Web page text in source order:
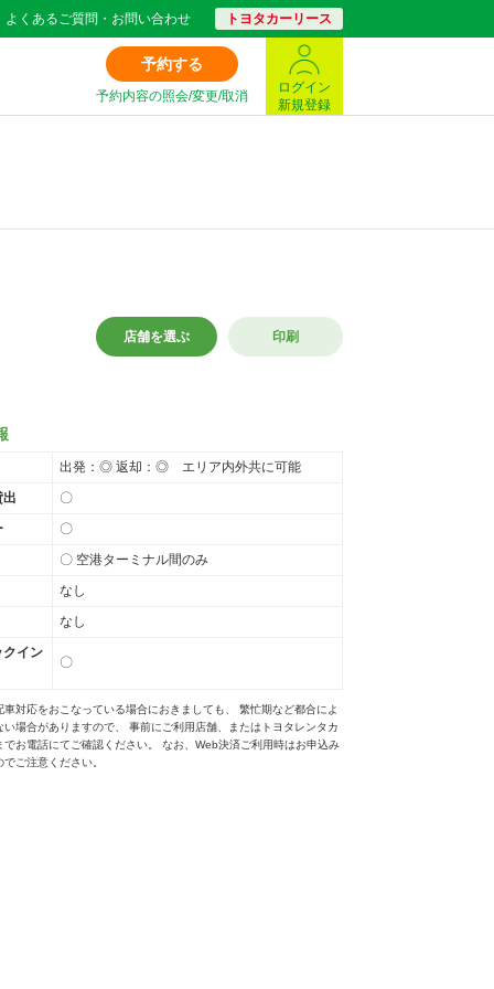
よくあるご質問・お問い合わせ トヨタカーリース
予約する
予約内容の照会/変更/取消
ログイン
新規登録
店舗を選ぶ 印刷
出発：◎ 返却：◎ エリア内外共に可能
出
〇
〇
〇 空港ターミナル間のみ
なし
なし
クイン
〇
対応をおこなっている場合におきましても、 繁忙期など都合によ
い場合がありますので、 事前にご利用店舗、またはトヨタレンタカ
でお電話にてご確認ください。 なお、Web決済ご利用時はお申込み
ご注意ください。